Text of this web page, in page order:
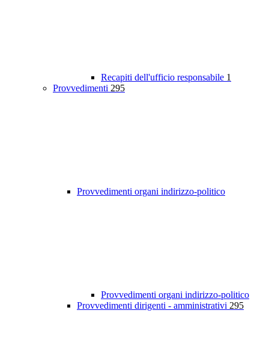
Recapiti dell'ufficio responsabile 1
Provvedimenti 295
Provvedimenti organi indirizzo-politico
Provvedimenti organi indirizzo-politico
Provvedimenti dirigenti - amministrativi 295